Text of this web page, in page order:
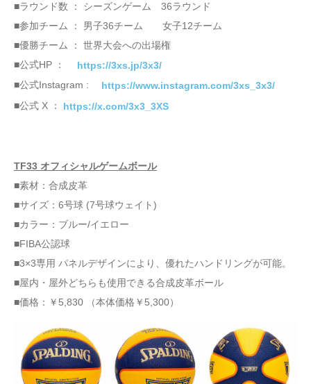
■ラウンド数 ： シーズンゲーム 36ラウンド
■参加チーム ： 男子36チーム 女子12チーム
■優勝チーム ： 世界大会への出場権
■公式HP ： https://3xs.jp/3x3/
■公式Instagram :
https://www.instagram.com/3xs_3x3/
■公式 X ： https://x.com/3x3_3XS
TF33 オフィシャルゲームボール
■素材：合成皮革
■サイズ：6号球 (7号球ウェイト)
■カラー：ブルー/イエロー
■FIBA公認球
■3×3専用 パネルデザインにより、優れたハンドリングが可能。
■屋内・屋外どちらも使用できる合成皮革ボール
■価格：￥5,830 （本体価格￥5,300）